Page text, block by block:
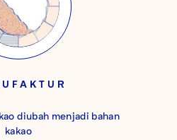
diubah menjadi bahan
kakao